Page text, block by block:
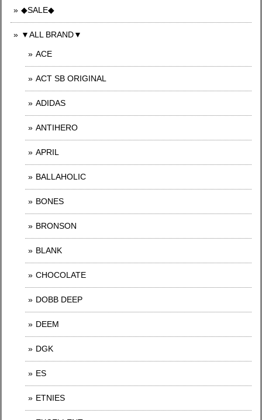
◆SALE◆
▼ALL BRAND▼
ACE
ACT SB ORIGINAL
ADIDAS
ANTIHERO
APRIL
BALLAHOLIC
BONES
BRONSON
BLANK
CHOCOLATE
DOBB DEEP
DEEM
DGK
ES
ETNIES